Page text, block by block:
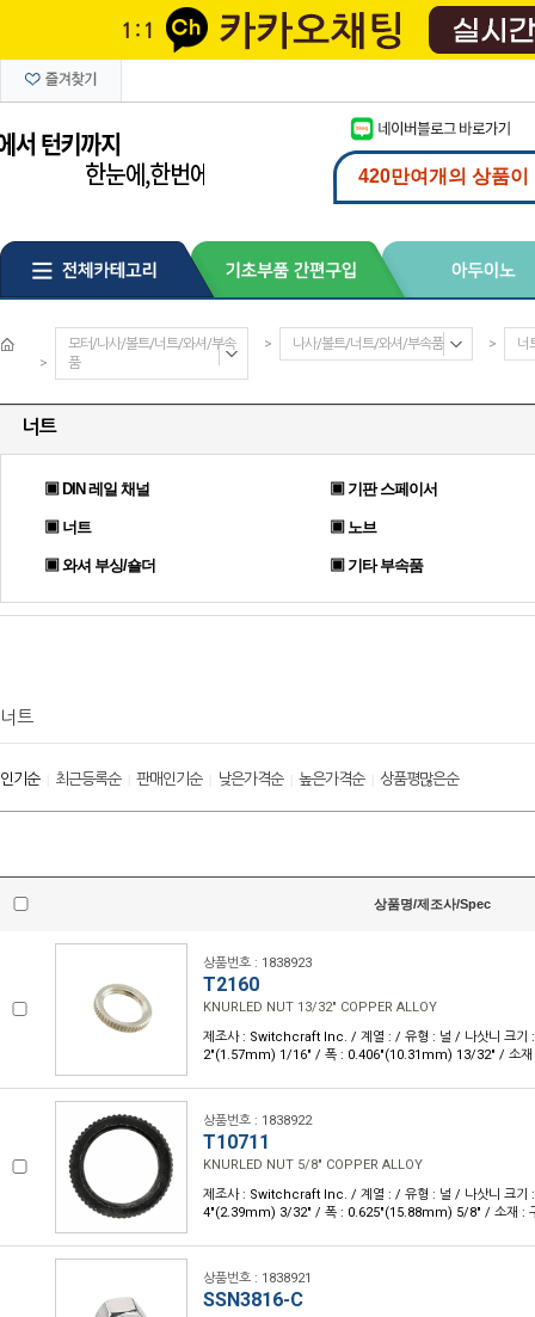
>
모터/나사/볼트/너트/와셔/부속
품
> 나사/볼트/너트/와셔/부속품 > 너
너트
▣ DIN 레일 채널 ▣ 기판 스페이서
▣ 너트 ▣ 노브
▣ 와셔 부싱/숄더 ▣ 기타 부속품
너트
인기순| 최근등록순| 판매인기순| 낮은가격순| 높은가격순| 상품평많은순
상품명/제조사/Spec
상품번호 : 1838923
T2160
KNURLED NUT 13/32" COPPER ALLOY
제조사 : Switchcraft Inc. / 계열 : / 유형 : 널 / 나삿니 크기
2"(1.57mm) 1/16" / 폭 : 0.406"(10.31mm) 13/32" / 소재
상품번호 : 1838922
T10711
KNURLED NUT 5/8" COPPER ALLOY
제조사 : Switchcraft Inc. / 계열 : / 유형 : 널 / 나삿니 크기
4"(2.39mm) 3/32" / 폭 : 0.625"(15.88mm) 5/8" / 소재 :
상품번호 : 1838921
SSN3816-C